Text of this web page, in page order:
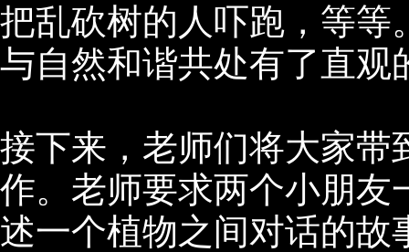
把乱砍树的人吓跑，等等
与自然和谐共处有了直观
接下来，老师们将大家带
作。老师要求两个小朋友
述一个植物之间对话的故